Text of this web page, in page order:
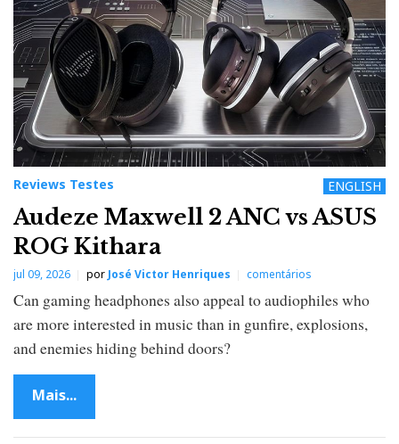
Reviews Testes ENGLISH
Audeze Maxwell 2 ANC vs ASUS
ROG Kithara
jul 09, 2026 por José Victor Henriques comentários
Can gaming headphones also appeal to audiophiles who
are more interested in music than in gunfire, explosions,
and enemies hiding behind doors?
Mais...